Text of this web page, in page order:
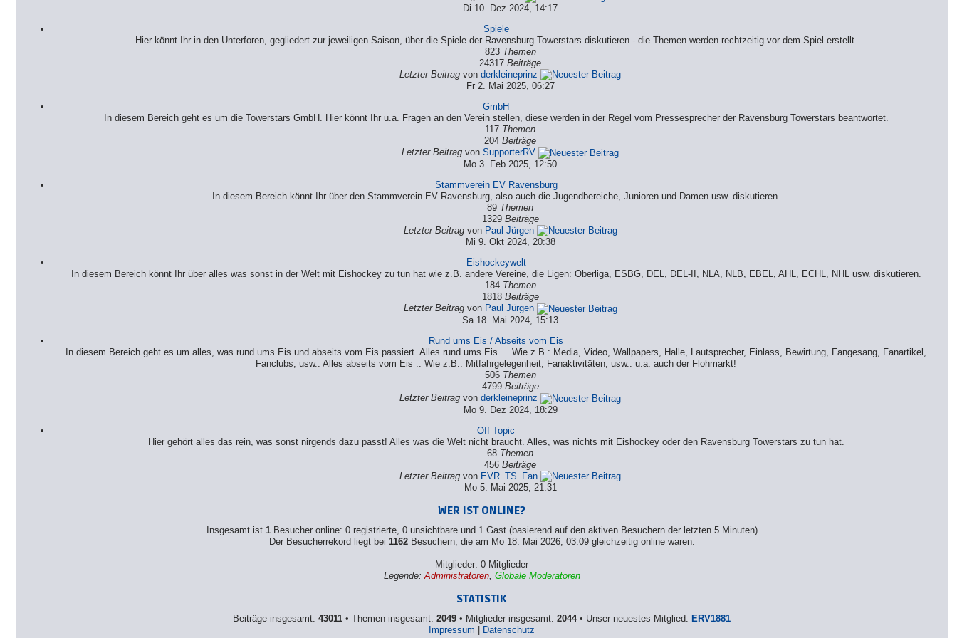
Di 10. Dez 2024, 14:17
Spiele
Hier könnt Ihr in den Unterforen, gegliedert zur jeweiligen Saison, über die Spiele der Ravensburg Towerstars diskutieren - die Themen werden rechtzeitig vor dem Spiel erstellt.
823 Themen
24317Beiträge
Letzter Beitrag vonderkleineprinz
Fr 2. Mai 2025, 06:27
GmbH
In diesem Bereich geht es um die Towerstars GmbH. Hier könnt Ihr u.a. Fragen an den Verein stellen, diese werden in der Regel vom Pressesprecher der Ravensburg Towerstars beantwortet.
117 Themen
204Beiträge
Letzter Beitrag vonSupporterRV
Mo 3. Feb 2025, 12:50
Stammverein EV Ravensburg
In diesem Bereich könnt Ihr über den Stammverein EV Ravensburg, also auch die Jugendbereiche, Junioren und Damen usw. diskutieren.
89 Themen
1329 Beiträge
Letzter Beitragvon Paul Jürgen
Mi 9. Okt 2024, 20:38
Eishockeywelt
In diesem Bereich könnt Ihr über alles was sonst in der Welt mit Eishockey zu tun hat wie z.B. andere Vereine, die Ligen: Oberliga, ESBG, DEL, DEL-II, NLA, NLB, EBEL, AHL, ECHL, NHL usw. diskutieren.
184 Themen
1818 Beiträge
Letzter Beitragvon Paul Jürgen
Sa 18. Mai 2024, 15:13
Rund ums Eis / Abseits vom Eis
In diesem Bereich geht es um alles, was rund ums Eis und abseits vom Eis passiert. Alles rund ums Eis ... Wie z.B.: Media, Video, Wallpapers, Halle, Lautsprecher, Einlass, Bewirtung, Fangesang, Fanartikel,
Fanclubs, usw.. Alles abseits vom Eis .. Wie z.B.: Mitfahrgelegenheit, Fanaktivitäten, usw.. u.a. auch der Flohmarkt!
506 Themen
4799 Beiträge
Letzter Beitrag vonderkleineprinz
Mo 9. Dez 2024, 18:29
Off Topic
Hier gehört alles das rein, was sonst nirgends dazu passt! Alles was die Welt nicht braucht. Alles, was nichts mit Eishockey oder den Ravensburg Towerstars zu tun hat.
68 Themen
456Beiträge
Letzter Beitrag von EVR_TS_Fan
Mo 5. Mai 2025, 21:31
WER IST ONLINE?
Insgesamt ist 1Besucher online: 0 registrierte, 0 unsichtbare und 1 Gast (basierend auf den aktiven Besuchern der letzten 5 Minuten)
Der Besucherrekord liegt bei 1162Besuchern, die am Mo 18. Mai 2026, 03:09 gleichzeitig online waren.
Mitglieder: 0 Mitglieder
Legende:Administratoren, Globale Moderatoren
STATISTIK
Beiträge insgesamt:43011 • Themen insgesamt:2049 • Mitglieder insgesamt:2044• Unser neuestes Mitglied: ERV1881
Impressum
Datenschutz